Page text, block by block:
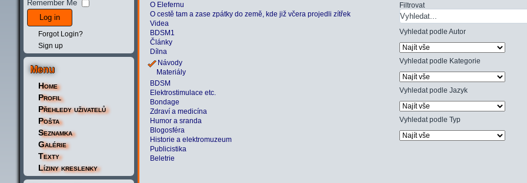
Remember Me
Log in
Forgot Login?
Sign up
Menu
Home
Profil
Přehledy uživatelů
Pošta
Seznamka
Galérie
Texty
Líziny kreslenky
O Elefernu
O cestě tam a zase zpátky do země, kde již včera projedli zítřek
Videa
BDSM1
Články
Dílna
Návody
Materiály
BDSM
Elektrostimulace etc.
Bondage
Zdraví a medicína
Humor a sranda
Blogosféra
Historie a elektromuzeum
Publicistika
Beletrie
Filtrovat
Vyhledat podle Autor
Vyhledat podle Kategorie
Vyhledat podle Jazyk
Vyhledat podle Typ